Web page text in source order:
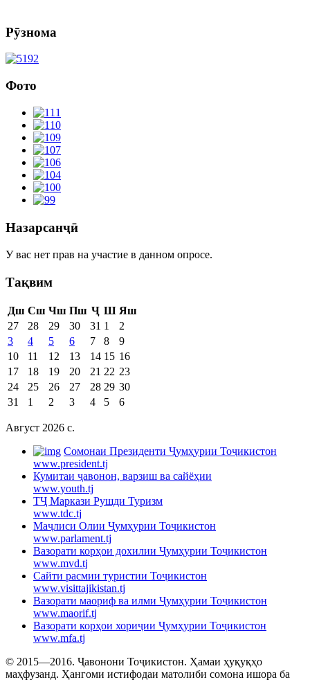
Рӯзнома
Фото
Назарсанҷӣ
У вас нет прав на участие в данном опросе.
Тақвим
Дш Сш Чш Пш Ҷ Ш Яш
27
28 29 30 31 1
2
3
4 5 6 7 8
9
10
11 12 13 14 15 16
17
18 19 20 21 22 23
24
25 26 27 28 29 30
31
1 2 3 4 5 6
Август 2026 c.
Cомонаи Президенти Ҷумҳурии Тоҷикистон
www.president.tj
Кумитаи ҷавонон, варзиш ва сайёҳии
www.youth.tj
ТҶ Маркази Рушди Туризм
www.tdc.tj
Маҷлиси Олии Ҷумҳурии Тоҷикистон
www.parlament.tj
Вазорати корҳои дохилии Ҷумҳурии Тоҷикистон
www.mvd.tj
Сайти расмии туристии Тоҷикистон
www.visittajikistan.tj
Вазорати маориф ва илми Ҷумҳурии Тоҷикистон
www.maorif.tj
Вазорати корҳои хориҷии Ҷумҳурии Тоҷикистон
www.mfa.tj
© 2015—2016. Ҷавонони Тоҷикистон. Ҳамаи ҳуқуқҳо
маҳфузанд. Ҳангоми истифодаи матолиби сомона ишора ба